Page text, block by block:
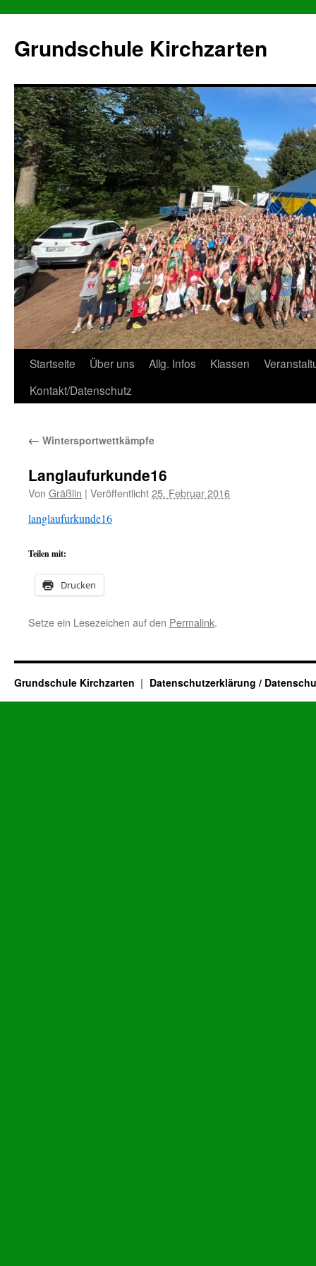
Grundschule Kirchzarten
Zum
Inhalt
Startseite Über uns Allg. Infos Klassen
Kontakt/Datenschutz
← Wintersportwettkämpfe
Langlaufurkunde16
Von Gräßlin | Veröffentlicht25. Februar 2016
langlaufurkunde16
Teilen mit:
Drucken
Setze ein Lesezeichen auf den Permalink.
Grundschule Kirchzarten Datenschutzerklärung /